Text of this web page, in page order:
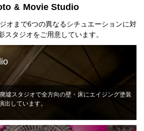
& Movie Studio
オまで6つの異なるシチュエーションに対
スタジオをご用意しています。
墟スタジオで全方向の壁・床にエイジング塗装
出しています。